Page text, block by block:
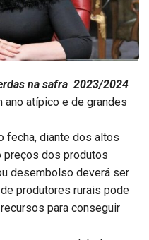
na safra 2023/2024
ano atípico e de grandes
fecha, diante dos altos
preços dos produtos
desembolso deverá ser
produtores rurais pode
para conseguir